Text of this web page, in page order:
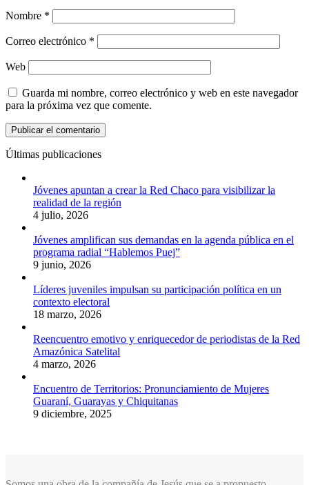
Nombre *
Correo electrónico *
Web
Guarda mi nombre, correo electrónico y web en este navegador
para la próxima vez que comente.
Últimas publicaciones
Jóvenes apuntan a crear la Red Chaco para visibilizar la
realidad de la región
4 julio, 2026
Jóvenes amplifican sus demandas en la agenda pública en el
programa radial “Hablemos Puej”
9 junio, 2026
Líderes juveniles impulsan su participación política en un
contexto electoral
18 marzo, 2026
Reencuentro emotivo y enriquecedor de periodistas de la Red
Amazónica Satelital
4 marzo, 2026
Encuentro de Territorios: Pronunciamiento de Mujeres
Guaraní, Guarayas y Chiquitanas
9 diciembre, 2025